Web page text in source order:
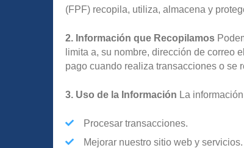
(FPF) recopila, utiliza, almacena y
2. Información que Recopilamos
limita a, su nombre, dirección de correo
pago cuando realiza transacciones o se
3. Uso de la Información La
Procesar transacciones.
Mejorar nuestro sitio web y servicios.